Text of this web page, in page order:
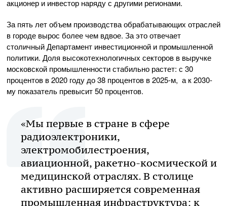
акционер и инвестор наряду с другими регионами.
За пять лет объем производства обрабатывающих отраслей
в городе вырос более чем вдвое. За это отвечает
столичный Департамент инвестиционной и промышленной
политики. Доля высокотехнологичных секторов в выручке
московской промышленности стабильно растет: с 30
процентов в 2020 году до 38 процентов в 2025-м, а к 2030-
му показатель превысит 50 процентов.
«Мы первые в стране в сфере
радиоэлектроники,
электромобилестроения,
авиационной, ракетно-космической и
медицинской отраслях. В столице
активно расширяется современная
промышленная инфраструктура: к